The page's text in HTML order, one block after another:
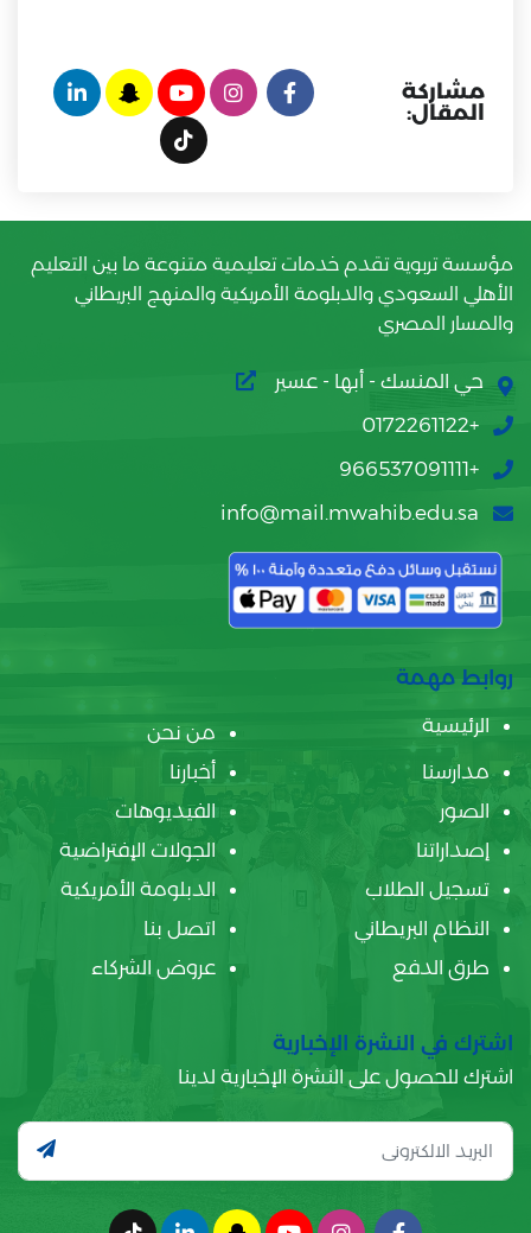
مشاركة
المقال:
مؤسسة تربوية تقدم خدمات تعليمية متنوعة ما بين التعليم
الأهلي السعودي والدبلومة الأمريكية والمنهج البريطاني
والمسار المصري
حي المنسك - أبها - عسير
+0172261122
+966537091111
info@mail.mwahib.edu.sa
روابط مهمة
الرئيسية
من نحن
مدارسنا
أخبارنا
الصور
الفيديوهات
إصداراتنا
الجولات الإفتراضية
تسجيل الطلاب
الدبلومة الأمريكية
النظام البريطاني
اتصل بنا
طرق الدفع
عروض الشركاء
اشترك في النشرة الإخبارية
اشترك للحصول على النشرة الإخبارية لدينا